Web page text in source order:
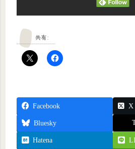
共有:
Facebook X
Bluesky
Hatena